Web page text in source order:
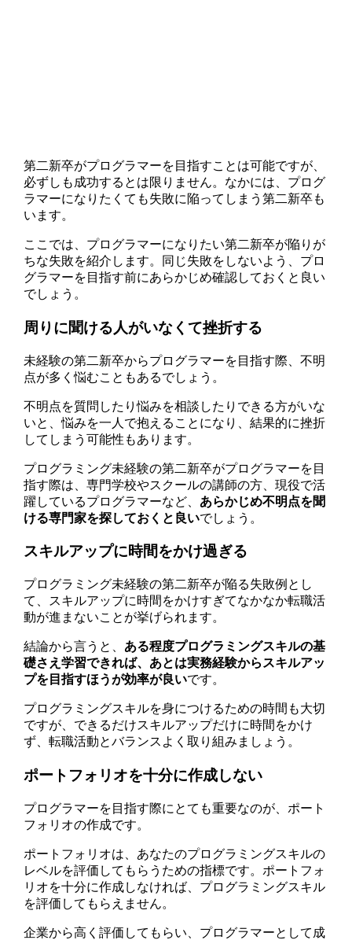
第二新卒がプログラマーを目指すことは可能ですが、
必ずしも成功するとは限りません。なかには、プログ
ラマーになりたくても失敗に陥ってしまう第二新卒も
います。
ここでは、プログラマーになりたい第二新卒が陥りが
ちな失敗を紹介します。同じ失敗をしないよう、プロ
グラマーを目指す前にあらかじめ確認しておくと良い
でしょう。
周りに聞ける人がいなくて挫折する
未経験の第二新卒からプログラマーを目指す際、不明
点が多く悩むこともあるでしょう。
不明点を質問したり悩みを相談したりできる方がいな
いと、悩みを一人で抱えることになり、結果的に挫折
してしまう可能性もあります。
プログラミング未経験の第二新卒がプログラマーを目
指す際は、専門学校やスクールの講師の方、現役で活
躍しているプログラマーなど、 あらかじめ不明点を聞
ける専門家を探しておくと良いでしょう。
スキルアップに時間をかけ過ぎる
プログラミング未経験の第二新卒が陥る失敗例とし
て、スキルアップに時間をかけすぎてなかなか転職活
動が進まないことが挙げられます。
結論から言うと、 ある程度プログラミングスキルの基
礎さえ学習できれば、あとは実務経験からスキルアッ
プを目指すほうが効率が良いです。
プログラミングスキルを身につけるための時間も大切
ですが、できるだけスキルアップだけに時間をかけ
ず、転職活動とバランスよく取り組みましょう。
ポートフォリオを十分に作成しない
プログラマーを目指す際にとても重要なのが、ポート
フォリオの作成です。
ポートフォリオは、あなたのプログラミングスキルの
レベルを評価してもらうための指標です。ポートフォ
リオを十分に作成しなければ、プログラミングスキル
を評価してもらえません。
企業から高く評価してもらい、プログラマーとして成